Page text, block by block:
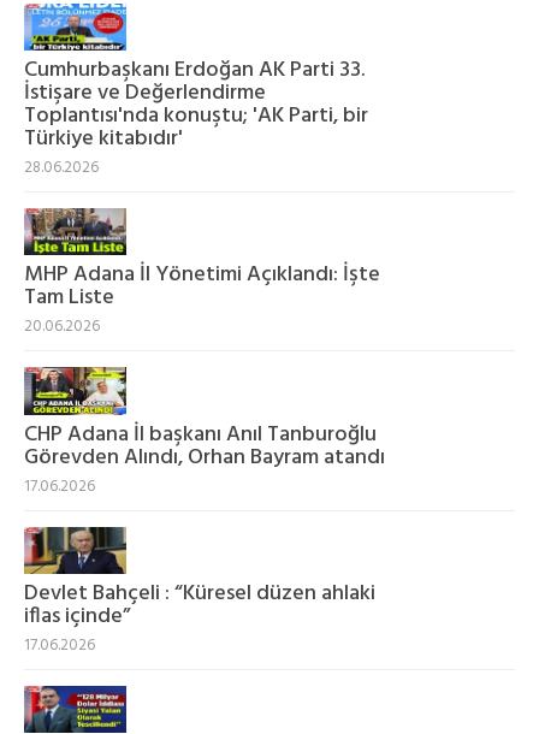
Cumhurbaşkanı Erdoğan AK Parti 33.
İstişare ve Değerlendirme
Toplantısı'nda konuştu; 'AK Parti, bir
Türkiye kitabıdır'
28.06.2026
MHP Adana İl Yönetimi Açıklandı: İşte
Tam Liste
20.06.2026
CHP Adana İl başkanı Anıl Tanburoğlu
Görevden Alındı, Orhan Bayram atandı
17.06.2026
Devlet Bahçeli : “Küresel düzen ahlaki
iflas içinde”
17.06.2026